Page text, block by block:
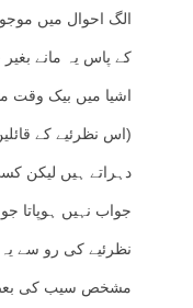
الگ احوال میں
کے پاس یہ مانے
اشیا میں بیک وقت
(اس نظرئیے کے
دہراتے ہیں لیکن
جواب نہیں
نظرئیے کی رو سے
مشخص سیب کی